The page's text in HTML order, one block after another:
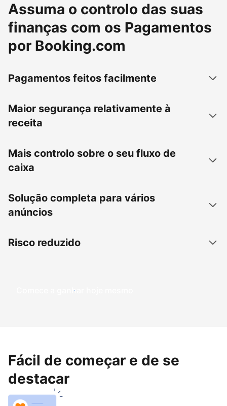
Assuma o controlo das suas
finanças com os Pagamentos
por Booking.com
Pagamentos feitos facilmente
Maior segurança relativamente à
receita
Mais controlo sobre o seu fluxo de
caixa
Solução completa para vários
anúncios
Risco reduzido
Comece a ganhar hoje mesmo
Fácil de começar e de se
destacar